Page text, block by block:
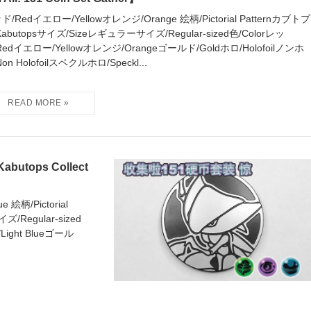
ド/Redイエロー/Yellowオレンジ/Orange 絵柄/Pictorial Patternカブトプ
サイズ/Sizeレギュラーサイズ/Regular-sized色/Colorレッ
イエロー/Yellowオレンジ/Orangeゴールド/Goldホロ/Holofoilノンホ
Holofoilスペクルホロ/Speckl...
Collect
絵柄/Pictorial
ズ/Regular-sized
Blueゴール